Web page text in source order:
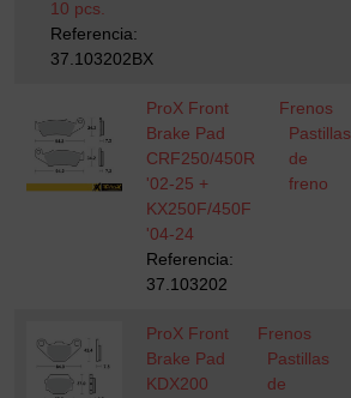
10 pcs.
Referencia:
37.103202BX
ProX Front
Brake Pad
CRF250/450R
'02-25 +
KX250F/450F
'04-24
Referencia:
37.103202
Frenos
Pastillas
de
freno
ProX Front
Brake Pad
KDX200
Frenos
Pastillas
de